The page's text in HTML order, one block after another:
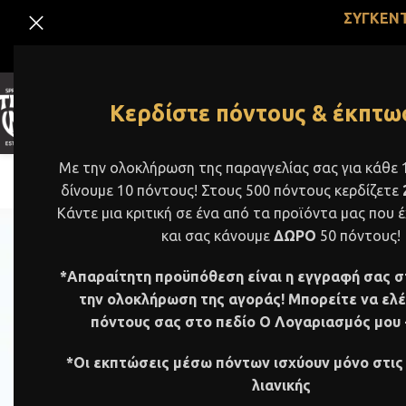
Κερδίστε πόντους &
Με την ολοκλήρωση της παραγγελίας σας για
δίνουμε 10 πόντους! Στους 500 πόντους κερδίζετε
Κάντε μια κριτική σε ένα από τα προϊόντα μας που
και σας κάνουμε ΔΩΡΟ 50 πόντους!
*Απαραίτητη προϋπόθεση είναι η εγγραφή σας
την ολοκλήρωση της αγοράς! Μπορείτε να
πόντους σας στο πεδίο Ο Λογαριασμός μου
*Οι εκπτώσεις μέσω πόντων ισχύουν μόνο στις
λιανικής
ΕΤΑΙΡΕΙΑΑΡΧΙΚΗΠΡΟΪΟΝΤΑVEGAN ΕΠΙΚΟΙΝΩΝΙΑ
ΜΑΡΜΕΛΑΔΕΣ ΧΩΡΙΣ ΖΑΧΑΡΗ
11 Products
ΒΟΥΤΥΡΑ
26 Products
20 Products 5 Products
Αρχική σελίδα